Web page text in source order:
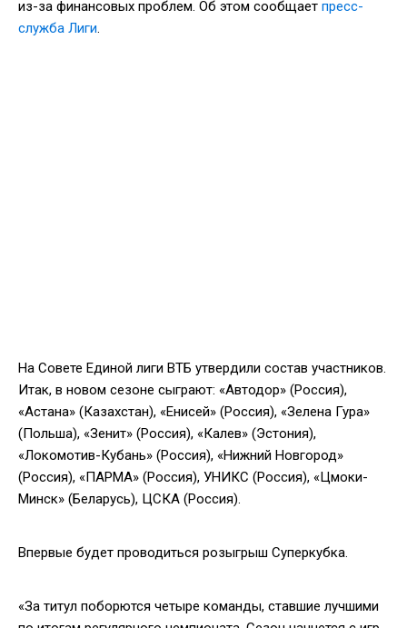
из-за финансовых проблем. Об этом сообщает пресс-
служба Лиги.
На Совете Единой лиги ВТБ утвердили состав участников.
Итак, в новом сезоне сыграют: «Автодор» (Россия),
«Астана» (Казахстан), «Енисей» (Россия), «Зелена Гура»
(Польша), «Зенит» (Россия), «Калев» (Эстония),
«Локомотив-Кубань» (Россия), «Нижний Новгород»
(Россия), «ПАРМА» (Россия), УНИКС (Россия), «Цмоки-
Минск» (Беларусь), ЦСКА (Россия).
Впервые будет проводиться розыгрыш Суперкубка.
«За титул поборются четыре команды, ставшие лучшими